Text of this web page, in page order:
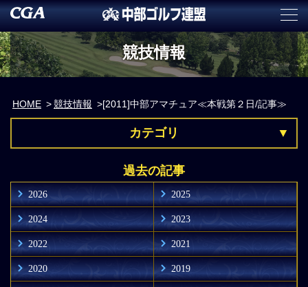
競技情報
HOME 競技情報 [2011]中部アマチュア≪本戦第２日/記事≫
カテゴリ
過去の記事
2026 2025
2024 2023
2022 2021
2020 2019